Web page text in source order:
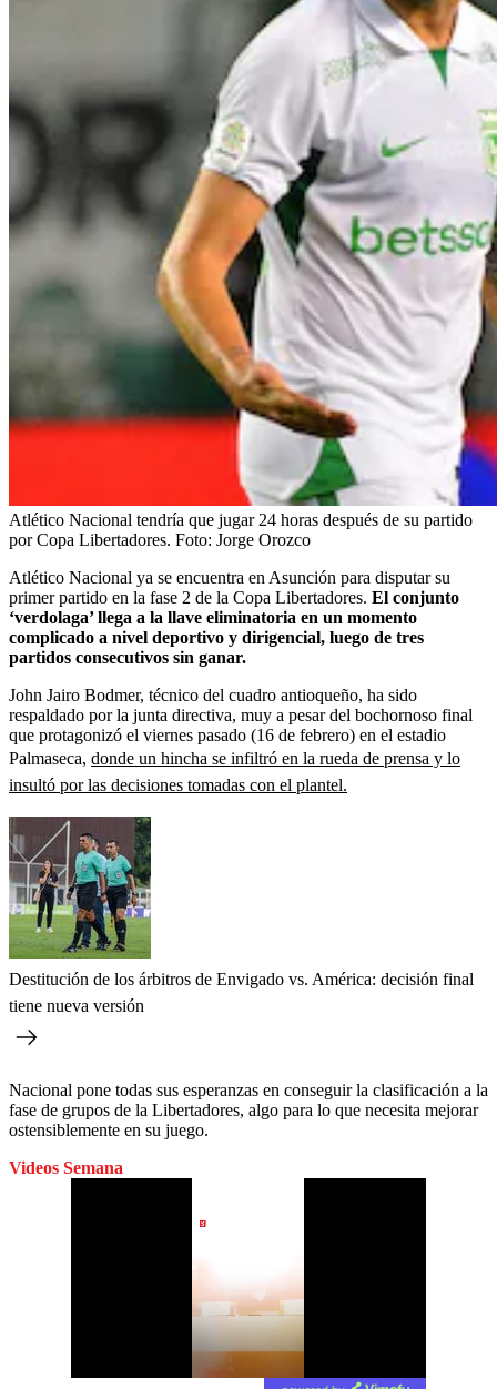
Atlético Nacional tendría que jugar 24 horas después de su partido
por Copa Libertadores. Foto: Jorge Orozco
Atlético Nacional ya se encuentra en Asunción para disputar su
primer partido en la fase 2 de la Copa Libertadores. El conjunto
‘verdolaga’ llega a la llave eliminatoria en un momento
complicado a nivel deportivo y dirigencial, luego de tres
partidos consecutivos sin ganar.
John Jairo Bodmer, técnico del cuadro antioqueño, ha sido
respaldado por la junta directiva, muy a pesar del bochornoso final
que protagonizó el viernes pasado (16 de febrero) en el estadio
Palmaseca, donde un hincha se infiltró en la rueda de prensa y lo
insultó por las decisiones tomadas con el plantel.
Destitución de los árbitros de Envigado vs. América: decisión final
tiene nueva versión
Nacional pone todas sus esperanzas en conseguir la clasificación a la
fase de grupos de la Libertadores, algo para lo que necesita mejorar
ostensiblemente en su juego.
Videos Semana